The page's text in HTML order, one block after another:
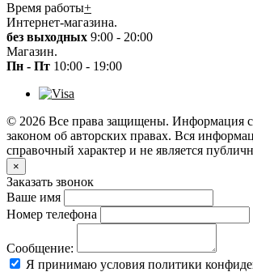
Время работы+
Интернет-магазина.
без выходных 9:00 - 20:00
Магазин.
Пн - Пт 10:00 - 19:00
© 2026 Все права защищены. Информация
законом об авторских правах. Вся
справочный характер и не является
×
Заказать звонок
Ваше имя
Номер телефона
Сообщение:
Я принимаю условия политики